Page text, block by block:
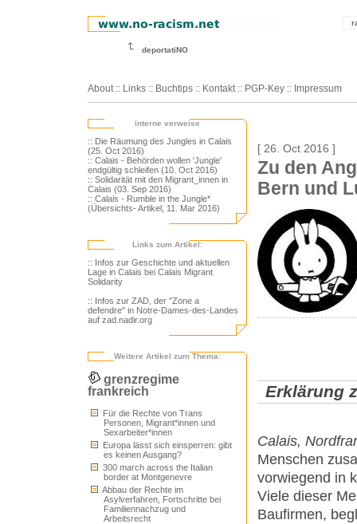
deportatiNO
About :: Links :: Buchtips :: Kontakt :: PGP-Key :: Impressum
interne verweise
:: Die Räumung des Jungles in Calais
(25. Oct 2016)
:: Calais - Behörden wollen 'Jungle'
endgültig schleifen (10. Oct 2016)
:: Solidarität mit den Migrant_innen in
Calais (03. Sep 2016)
:: Calais - Rumble in the Jungle*
(Übersichts- Artikel, 11. Mar 2016)
Links zum Artikel:
:: Infos zur Geschichte und aktuellen
Lage in Calais bei Calais Migrant
Solidarity
:: Infos zur ZAD, der "Zone a
defendre" in Notre-Dames-des-Landes
auf zad.nadir.org
Weitere Artikel zum Thema:
grenzregime
frankreich
Für die Rechte von Trans
Personen, Migrant*innen und
Sexarbeiter*innen
Europa lässt sich einsperren: gibt
es keinen Ausgang?
300 march across the Italian
border at Montgenevre
Abbau der Rechte im
Asylverfahren, Fortschritte bei
Familiennachzug und
Arbeitsrecht
[ 26. Oct 2016 ]
Zu den
Bern und
Erklärung
Calais,
Menschen
vorwiegend in
Viele dieser
Baufirmen,